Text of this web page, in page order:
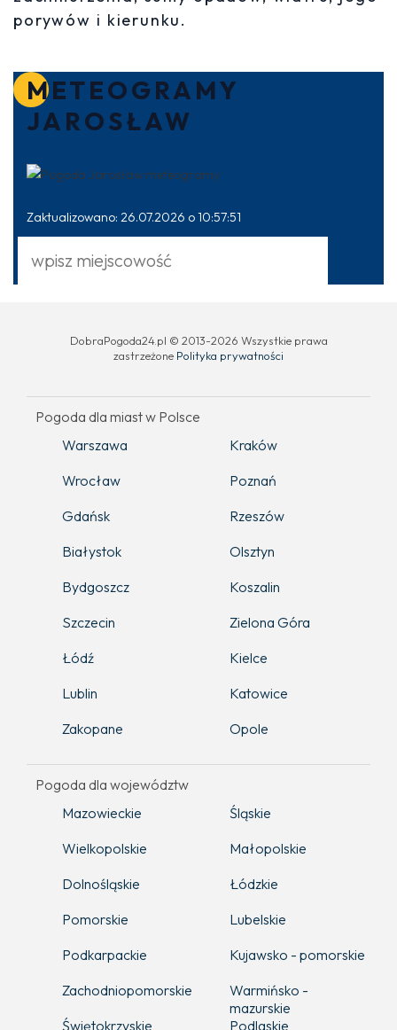
porywów i kierunku.
METEOGRAMY
JAROSŁAW
Zaktualizowano: 26.07.2026 o 10:57:51
DobraPogoda24.pl © 2013-2026 Wszystkie prawa
zastrzeżone Polityka prywatności
Pogoda dla miast w Polsce
Warszawa
Kraków
Wrocław
Poznań
Gdańsk
Rzeszów
Białystok
Olsztyn
Bydgoszcz
Koszalin
Szczecin
Zielona Góra
Łódź
Kielce
Lublin
Katowice
Zakopane
Opole
Pogoda dla województw
Mazowieckie
Śląskie
Wielkopolskie
Małopolskie
Dolnośląskie
Łódzkie
Pomorskie
Lubelskie
Podkarpackie
Kujawsko - pomorskie
Zachodniopomorskie
Warmińsko -
mazurskie
Świętokrzyskie
Podlaskie